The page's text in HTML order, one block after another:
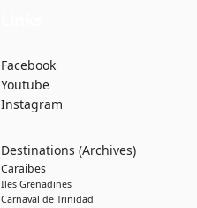
Facebook
Youtube
Instagram
Destinations (Archives)
Caraibes
Iles Grenadines
Carnaval de Trinidad